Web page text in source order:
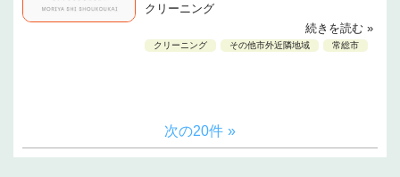
クリーニング
続きを読む »
クリーニング その他市外近隣地域 常総市
次の20件